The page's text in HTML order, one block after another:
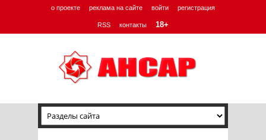
о проекте реклама на сайте войти регистрация
RSS контакты 18+